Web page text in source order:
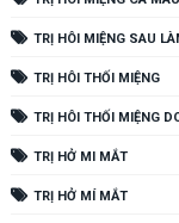
TRỊ HÔI MIỆNG SAU
TRỊ HÔI THỐI MIỆNG
TRỊ HÔI THỐI MIỆNG
TRỊ HỞ MI MẮT
TRỊ HỞ MÍ MẮT